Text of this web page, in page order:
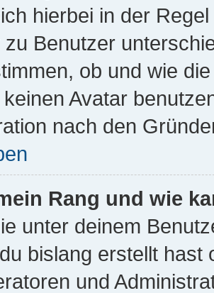
hierbei in der
zu Benutzer
ob und wie
Avatar
nach den
Rang und wie
unter deinem
bislang erstellt
und